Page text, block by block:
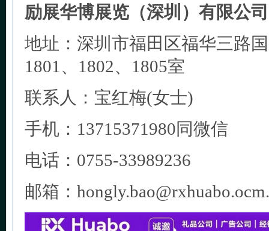
励展华博展览（深圳）有限公司
地址：深圳市福田区福华三路
1801、1802、1805室
联系人：宝红梅(女士)
手机：13715371980同微信
电话：0755-33989236
邮箱：